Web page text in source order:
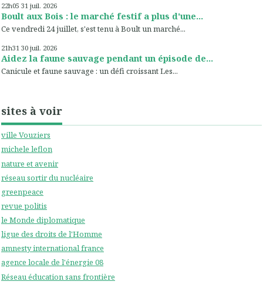
22h05 31 juil. 2026
Boult aux Bois : le marché festif a plus d'une...
Ce vendredi 24 juillet, s'est tenu à Boult un marché...
21h31 30 juil. 2026
Aidez la faune sauvage pendant un épisode de...
Canicule et faune sauvage : un défi croissant Les...
sites à voir
ville Vouziers
michele leflon
nature et avenir
réseau sortir du nucléaire
greenpeace
revue politis
le Monde diplomatique
ligue des droits de l'Homme
amnesty international france
agence locale de l'énergie 08
Réseau éducation sans frontière